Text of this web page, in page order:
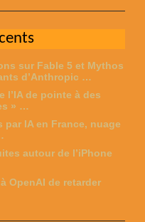
sur Fable 5 et Mythos
d’Anthropic …
l’IA de pointe à des
» …
IA en France, nuage
autour de l’iPhone
OpenAI de retarder